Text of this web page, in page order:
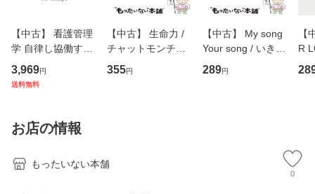
【中古】 看護管理
学 自律し協働する
専門職の看護マネ
ジメントスキル 改
恵 藤本幸三 / 南江
堂 [単行
3,969円
送料無料
【中古】 生命力 /
チャットモンチー /
キューンレコード
[CD]【メール便送
355円
【中古】 My song
Your song / いきも
のがかり / [CD]
【メール便送料無
289円
【
R
産
お店の情報
もったいない本舗
0